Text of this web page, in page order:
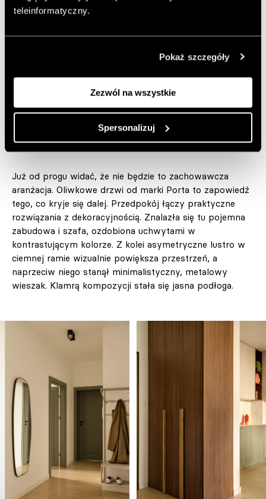
teleinformatyczny.
Pokaż szczegóły
Zezwól na wszystkie
Spersonalizuj
a mimo to wnętrze zyskało osobisty charakter,
zbudowany na podwalinie z polskiego designu i estetyki
mid-century.
Opublikowano: 03.06.2026
Gabriela Huzarska-Sitek - Nona Studio
Zdjęcia:Oni Studio
Dodaj do ulubionych artykułów
Już od progu widać, że nie będzie to zachowawcza
aranżacja. Oliwkowe drzwi od marki Porta to zapowiedź
tego, co kryje się dalej. Przedpokój łączy praktyczne
rozwiązania z dekoracyjnością. Znalazła się tu pojemna
zabudowa i szafa, ozdobiona uchwytami w
kontrastującym kolorze. Z kolei asymetryczne lustro w
ciemnej ramie wizualnie powiększa przestrzeń, a
naprzeciw niego stanął minimalistyczny, metalowy
wieszak. Klamrą kompozycji stała się jasna podłoga.